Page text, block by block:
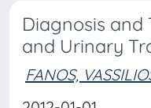
Diagnosis and
and Urinary
FANOS,